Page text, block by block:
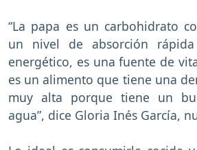
“La papa es un carbohidrato
un nivel de absorción
energético, es una fuente de
es un alimento que tiene una
muy alta porque tiene un
agua”, dice Gloria Inés García,